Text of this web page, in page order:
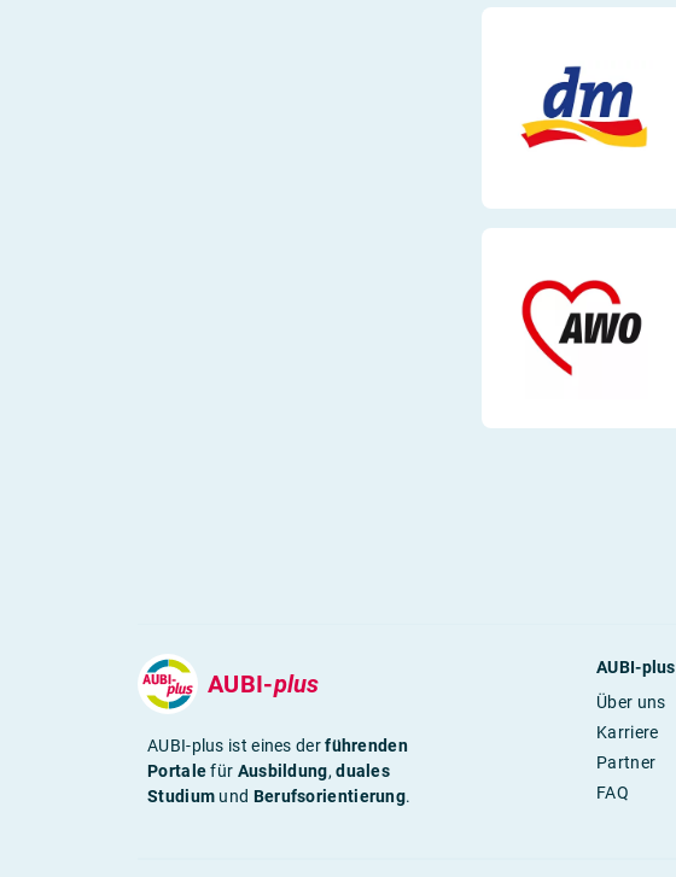
AUBI-plus
AUBI-plus ist eines derführenden
Portalefür Ausbildung,duales
Studium und Berufsorientierung.
AUBI-plus
Über uns
Karriere
Partner
FAQ